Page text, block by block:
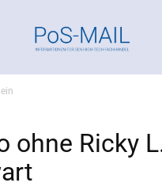
ohne Ricky